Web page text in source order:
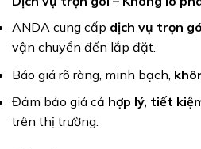
ANDA cung cấp dịch vụ trọn
vận chuyển đến lắp đặt.
Báo giá rõ ràng, minh bạch,
Đảm bảo giá cả hợp lý, tiết
trên thị trường.